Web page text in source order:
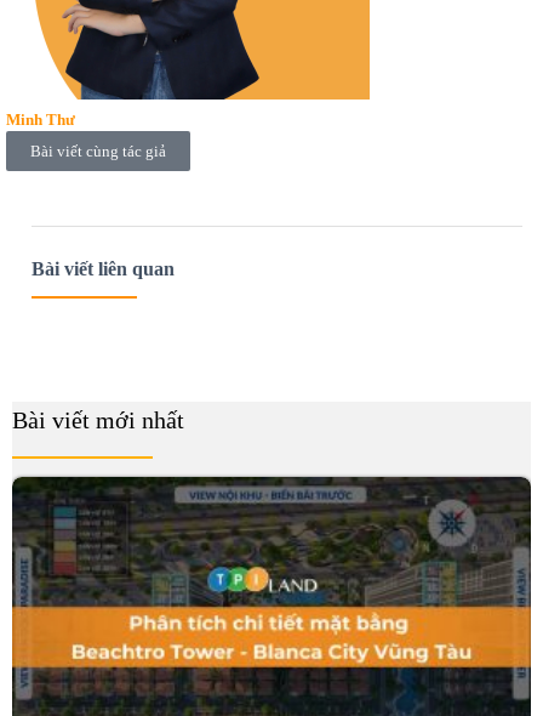
Minh Thư
Bài viết cùng tác giả
Bài viết liên quan
Bài viết mới nhất